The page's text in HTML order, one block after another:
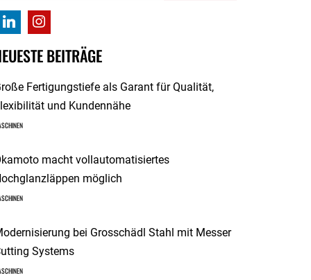
BEITRÄGE
Fertigungstiefe als Garant für Qualität,
und Kundennähe
macht vollautomatisiertes
möglich
bei Grosschädl Stahl mit Messer
Systems